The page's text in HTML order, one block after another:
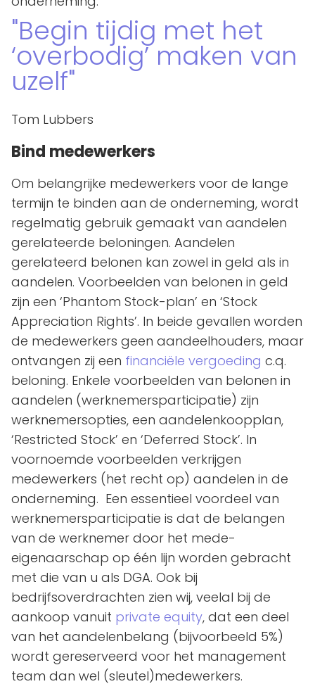
Begin tijdig met het
‘overbodig’ maken van
uzelf
Tom Lubbers
Bind medewerkers
Om belangrijke medewerkers voor de lange
termijn te binden aan de onderneming, wordt
regelmatig gebruik gemaakt van aandelen
gerelateerde beloningen. Aandelen
gerelateerd belonen kan zowel in geld als in
aandelen. Voorbeelden van belonen in geld
zijn een ‘Phantom Stock-plan’ en ‘Stock
Appreciation Rights’. In beide gevallen worden
de medewerkers geen aandeelhouders, maar
ontvangen zij een financiële vergoeding c.q.
beloning. Enkele voorbeelden van belonen in
aandelen (werknemersparticipatie) zijn
werknemersopties, een aandelenkoopplan,
‘Restricted Stock’ en ‘Deferred Stock’. In
voornoemde voorbeelden verkrijgen
medewerkers (het recht op) aandelen in de
onderneming. Een essentieel voordeel van
werknemersparticipatie is dat de belangen
van de werknemer door het mede-
eigenaarschap op één lijn worden gebracht
met die van u als DGA. Ook bij
bedrijfsoverdrachten zien wij, veelal bij de
aankoop vanuit private equity, dat een deel
van het aandelenbelang (bijvoorbeeld 5%)
wordt gereserveerd voor het management
team dan wel (sleutel)medewerkers.